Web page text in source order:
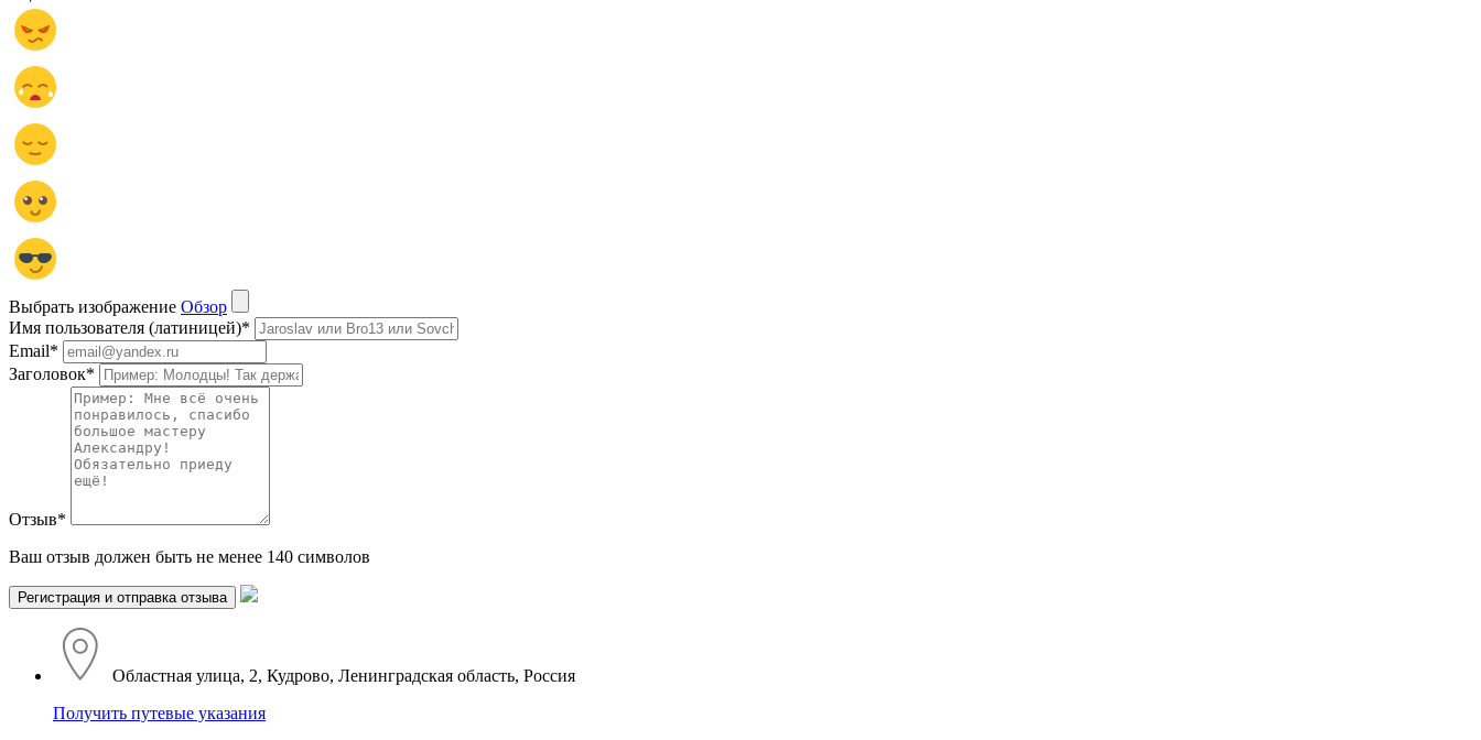
Выбрать изображение Обзор
Имя пользователя (латиницей)*
Email*
Заголовок*
Отзыв*
Ваш отзыв должен быть не менее 140 символов
Областная улица, 2, Кудрово, Ленинградская область, Россия
Получить путевые указания